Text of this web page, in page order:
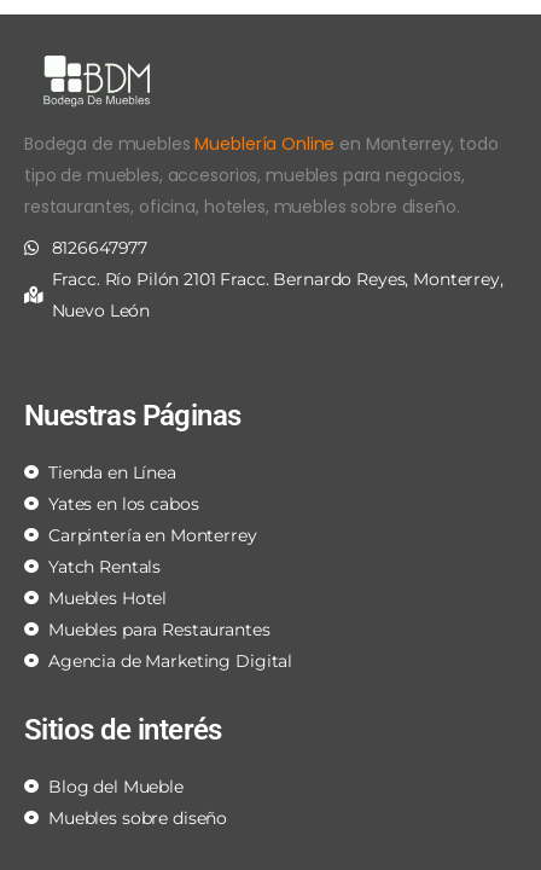
Bodega de mueblesMueblería Online en Monterrey, todo
tipo de muebles, accesorios, muebles para negocios,
restaurantes, oficina, hoteles, muebles sobre diseño.
8126647977
Fracc. Río Pilón 2101 Fracc. Bernardo Reyes, Monterrey,
Nuevo León
Nuestras Páginas
Tienda en Línea
Yates en los cabos
Carpintería en Monterrey
Yatch Rentals
Muebles Hotel
Muebles para Restaurantes
Agencia de Marketing Digital
Sitios de interés
Blog del Mueble
Muebles sobre diseño